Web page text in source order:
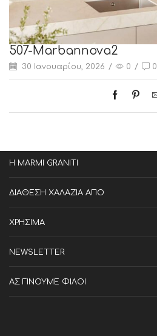
507-Marbannova2
30 Ιανουαρίου, 2026 / 0 / 0
Η MARMI GRANITI
ΔΙΑΘΕΣΗ ΧΑΛΑΖΙΑ ΑΠΟ
ΧΡΗΣΙΜΑ
NEWSLETTER
ΑΣ ΓΙΝΟΥΜΕ ΦΙΛΟΙ